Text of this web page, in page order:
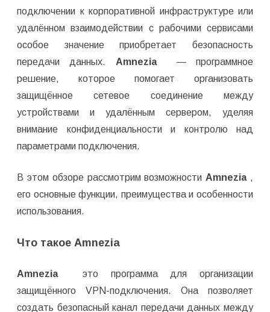
подключении к корпоративной инфраструктуре или
удалённом взаимодействии с рабочими сервисами
особое значение приобретает безопасность
передачи данных. Amnezia
— программное
решение, которое помогает организовать
защищённое сетевое соединение между
устройствами и удалённым сервером, уделяя
внимание конфиденциальности и контролю над
параметрами подключения.
В этом обзоре рассмотрим возможности Amnezia ,
его основные функции, преимущества и особенности
использования.
Что такое Amnezia
Amnezia
это программа для организации
защищённого VРN-подключения. Она позволяет
создать безопасный канал передачи данных между